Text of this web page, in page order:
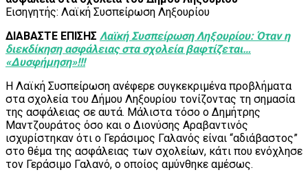
Εισηγητής: Λαϊκή Συσπείρωση Ληξουρίου
ΔΙΑΒΑΣΤΕ ΕΠΙΣΗΣ Λαϊκή Συσπείρωση Ληξουρίου: Όταν η
διεκδίκηση ασφάλειας στα σχολεία βαφτίζεται…
«Δυσφήμηση»!!!
Η Λαϊκή Συσπείρωση ανέφερε συγκεκριμένα προβλήματα
στα σχολεία του Δήμου Ληξουρίου τονίζοντας τη σημασία
της ασφάλειας σε αυτά. Μάλιστα τόσο ο Δημήτρης
Μαντζουράτος όσο και ο Διονύσης Αραβαντινός
ισχυρίστηκαν ότι ο Γεράσιμος Γαλανός είναι “αδιάβαστος”
στο θέμα της ασφάλειας των σχολείων, κάτι που ενόχλησε
τον Γεράσιμο Γαλανό, ο οποίος αμύνθηκε αμέσως.